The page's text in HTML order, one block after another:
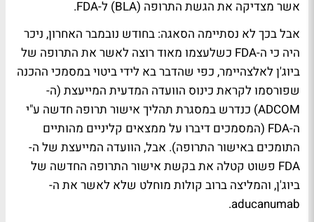
אשר מצדיקה את הגשת התרופה (BLA) ל-FDA.
אבל בכך לא נסתיימה הסאגה: בחודש נובמבר האחרון, ניכר
היה כי ה-FDA כשלעצמו מאוד רוצה לאשר את התרופה של
ביוג'ן לאלצהיימר, כפי שהדבר בא לידי ביטוי במסמכי ההכנה
שפורסמו לקראת כינוס הוועדה המדעית המייעצת (ה-
ADCOM) כנדרש במסגרת תהליך אישור תרופה חדשה ע"י
ה-FDA (המסמכים דיברו על ממצאים קליניים מהותיים
התומכים באישור התרופה). אבל, הוועדה המייעצת של ה-
FDA פשוט קטלה את בקשת אישור התרופה החדשה של
ביוג'ן, והמליצה ברוב קולות מוחלט שלא לאשר את ה-
aducanumab.